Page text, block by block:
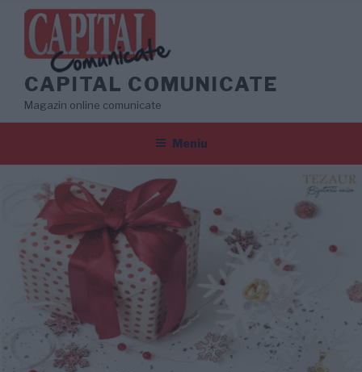
conținut
CAPITAL COMUNICATE
Magazin online comunicate
Meniu